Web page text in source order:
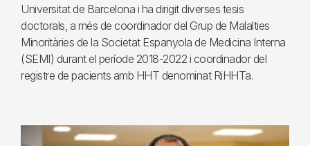
Universitat de Barcelona i ha dirigit diverses tesis
doctorals, a més de coordinador del Grup de Malalties
Minoritàries de la Societat Espanyola de Medicina Interna
(SEMI) durant el període 2018-2022 i coordinador del
registre de pacients amb HHT denominat RiHHTa.